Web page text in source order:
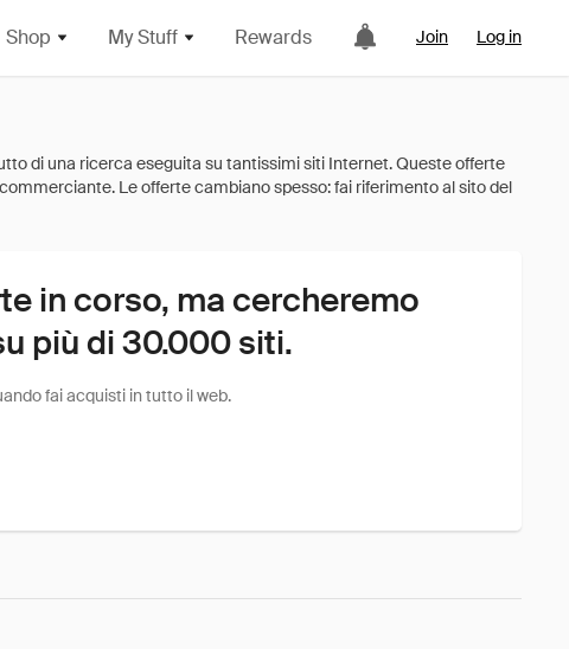
Shop My Stuff Rewards Join Log in
in corso, ma cercheremo
più di 30.000 siti.
fai acquisti in tutto il web.